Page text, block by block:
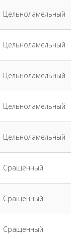
Цельноламельный
Цельноламельный
Цельноламельный
Цельноламельный
Цельноламельный
Сращенный
Сращенный
Сращенный